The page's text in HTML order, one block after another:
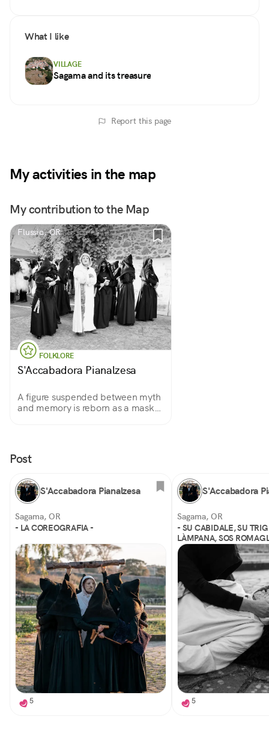
What I like
VILLAGE
Sagama and its treasure
Report this page
My activities in the map
My contribution to the Map
Flussio, OR
FOLKLORE
S'Accabadora Pianalzesa
A figure suspended between myth
and memory is reborn as a mask
Post
S'Accabadora Pianalzesa
Sagama, OR
- LA COREOGRAFIA -
5
S'Accabadora
Sagama, OR
- SU CABIDALE, SU
LÀMPANA, SOS
5